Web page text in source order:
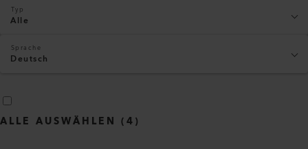
Typ
Alle
Sprache
Deutsch
ALLE AUSWÄHLEN (4)